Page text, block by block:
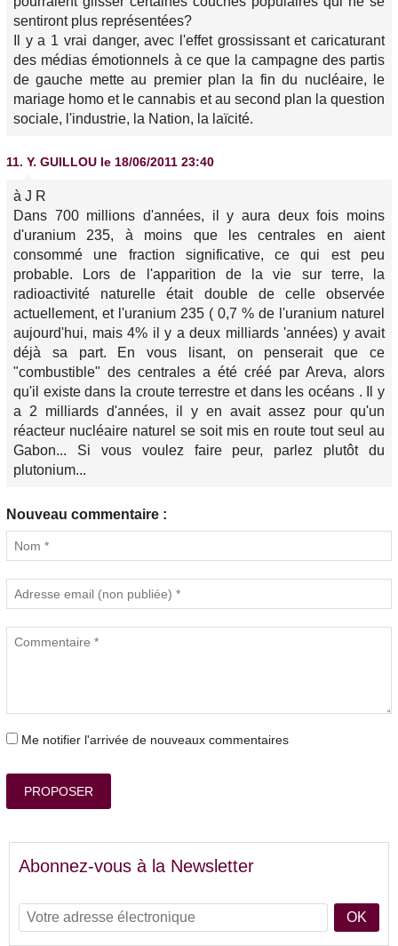
sentiront plus représentées?
Il y a 1 vrai danger, avec l'effet grossissant et caricaturant
des médias émotionnels à ce que la campagne des partis
de gauche mette au premier plan la fin du nucléaire, le
mariage homo et le cannabis et au second plan la question
sociale, l'industrie, la Nation, la laïcité.
11. Y. GUILLOU le 18/06/2011 23:40
à J R
Dans 700 millions d'années, il y aura deux fois moins
d'uranium 235, à moins que les centrales en aient
consommé une fraction significative, ce qui est peu
probable. Lors de l'apparition de la vie sur terre, la
radioactivité naturelle était double de celle observée
actuellement, et l'uranium 235 ( 0,7 % de l'uranium naturel
aujourd'hui, mais 4% il y a deux milliards 'années) y avait
déjà sa part. En vous lisant, on penserait que ce
"combustible" des centrales a été créé par Areva, alors
qu'il existe dans la croute terrestre et dans les océans . Il y
a 2 milliards d'années, il y en avait assez pour qu'un
réacteur nucléaire naturel se soit mis en route tout seul au
Gabon... Si vous voulez faire peur, parlez plutôt du
plutonium...
Nouveau commentaire :
Me notifier l'arrivée de nouveaux commentaires
PROPOSER
Abonnez-vous à la Newsletter
OK